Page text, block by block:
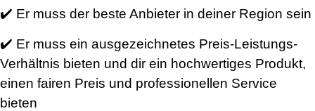
✔️ Er muss der beste Anbieter in deiner Region sein
✔️ Er muss ein ausgezeichnetes Preis-Leistungs-
Verhältnis bieten und dir ein hochwertiges Produkt,
einen fairen Preis und professionellen Service
bieten